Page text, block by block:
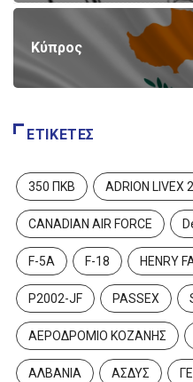
Κύπρος
ΕΤΙΚΈΤΕΣ
350 ΠΚΒ ADRION LIVEX
CANADIAN AIR FORCE
F-5A F-18 HENRY
P2002-JF PASSEX
ΑΕΡΟΔΡΟΜΙΟ ΚΟΖΑΝΗΣ
ΑΛΒΑΝΙΑ ΑΣΔΥΣ